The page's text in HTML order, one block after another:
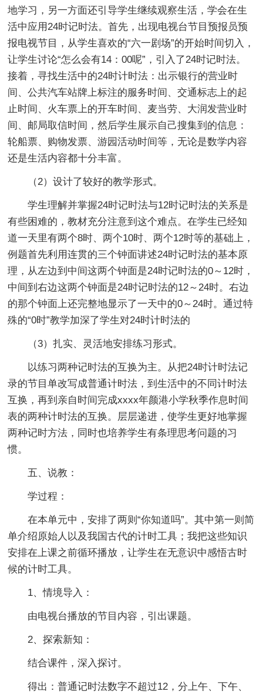
地学习，另一方面还引导学生继续观察生活，学会在生
活中应用24时记时法。首先，出现电视台节目预报员预
报电视节目，从学生喜欢的“六一剧场”的开始时间切入，
让学生讨论“怎么会有14：00呢”，引入了24时记时法。
接着，寻找生活中的24时计时法：出示银行的营业时
间、公共汽车站牌上标注的服务时间、交通标志上的起
止时间、火车票上的开车时间、麦当劳、大润发营业时
间、邮局取信时间，然后学生展示自己搜集到的信息：
轮船票、购物发票、游园活动时间等，无论是数学内容
还是生活内容都十分丰富。
（2）设计了较好的教学形式。
学生理解并掌握24时记时法与12时记时法的关系是
有些困难的，教材充分注意到这个难点。在学生已经知
道一天里有两个8时、两个10时、两个12时等的基础上，
例题首先利用连贯的三个钟面讲述24时记时法的基本原
理，从左边到中间这两个钟面是24时记时法的0～12时，
中间到右边这两个钟面是24时记时法的12～24时。右边
的那个钟面上还完整地显示了一天中的0～24时。通过特
殊的“0时”教学加深了学生对24时计时法的
（3）扎实、灵活地安排练习形式。
以练习两种记时法的互换为主。从把24时计时法记
录的节目单改写成普通计时法，到生活中的不同计时法
互换，再到亲自时间完成xxxx年颜港小学秋季作息时间
表的两种计时法的互换。层层递进，使学生更好地掌握
两种记时方法，同时也培养学生有条理思考问题的习
惯。
五、说教：
学过程：
在本单元中，安排了两则“你知道吗”。其中第一则简
单介绍原始人以及我国古代的计时工具；我把这些知识
安排在上课之前循环播放，让学生在无意识中感悟古时
候的计时工具。
1、情境导入：
由电视台播放的节目内容，引出课题。
2、探索新知：
结合课件，深入探讨。
得出：普通记时法数字不超过12，分上午、下午、